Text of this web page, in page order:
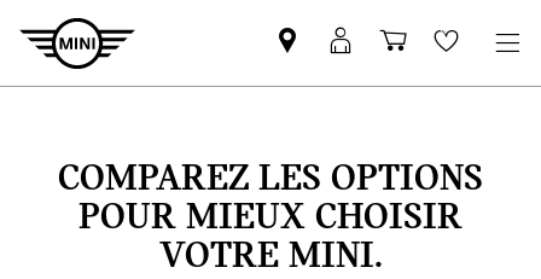
Trouver
un
Connexion
MyMINI
PanierFavoris
COMPAREZ LES OPTIONS
POUR MIEUX CHOISIR
VOTRE MINI.